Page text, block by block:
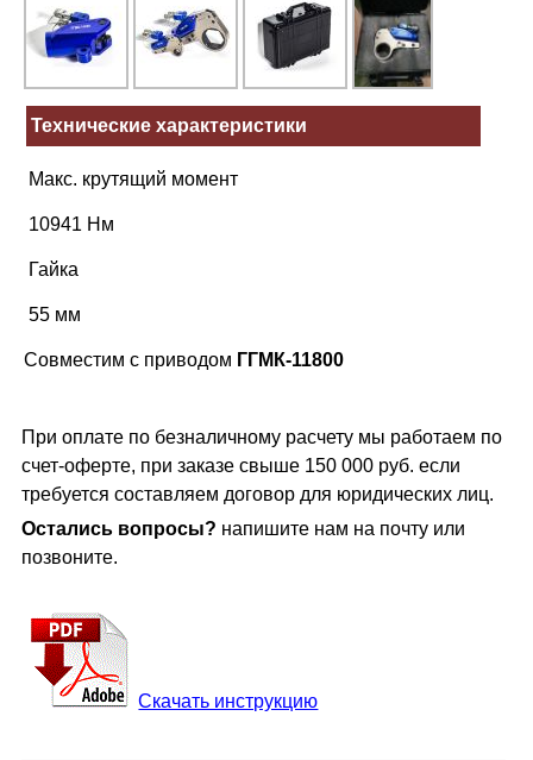
Технические характеристики
Макс. крутящий момент
10941 Нм
Гайка
55 мм
Совместим с приводом ГГМК-11800
При оплате по безналичному расчету мы работаем по
счет-оферте, при заказе свыше 150 000 руб. если
требуется составляем договор для юридических лиц.
Остались вопросы? напишите нам на почту или
позвоните.
Скачать инструкцию